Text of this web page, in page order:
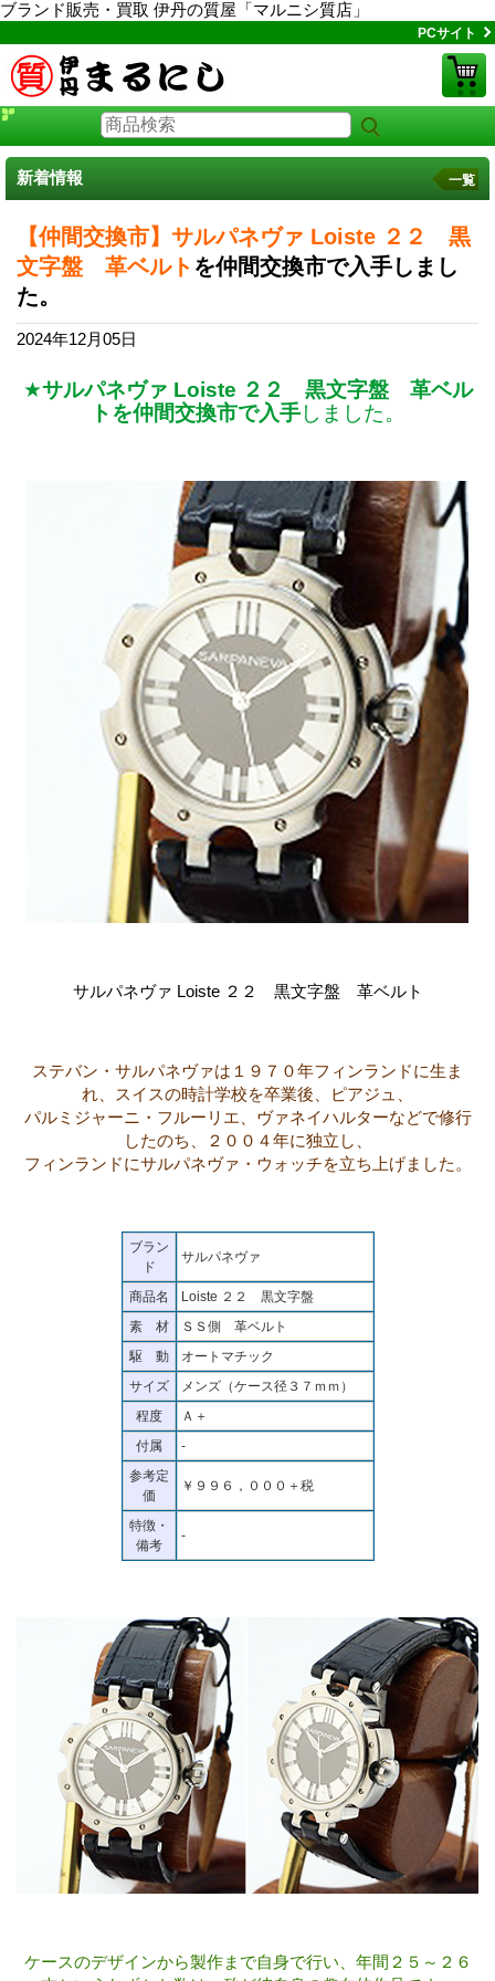
ブランド販売・買取 伊丹の質屋「マルニシ質店」
PCサイト
新着情報 一覧
【仲間交換市】サルパネヴァ Loiste ２２ 黒
文字盤 革ベルト を仲間交換市で入手しまし
た。
2024年12月05日
★サルパネヴァ Loiste ２２ 黒文字盤 革ベル
トを仲間交換市で入手しました。
サルパネヴァ Loiste ２２ 黒文字盤 革ベルト
ステバン・サルパネヴァは１９７０年フィンランドに生ま
れ、スイスの時計学校を卒業後、ピアジュ、
パルミジャーニ・フルーリエ、ヴァネイハルターなどで修行
したのち、２００４年に独立し、
フィンランドにサルパネヴァ・ウォッチを立ち上げました。
ブラン
ド
サルパネヴァ
商品名
Loiste ２２ 黒文字盤
素 材
ＳＳ側 革ベルト
駆 動
オートマチック
サイズ
メンズ（ケース径３７ｍｍ）
程度
Ａ＋
付属
-
参考定
価
￥９９６，０００＋税
特徴・
備考
-
ケースのデザインから製作まで自身で行い、年間２５～２６